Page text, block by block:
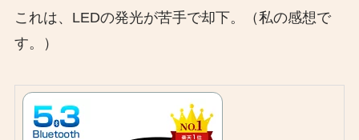
これは、LEDの発光が苦手で却下。（私の感想で
す。）